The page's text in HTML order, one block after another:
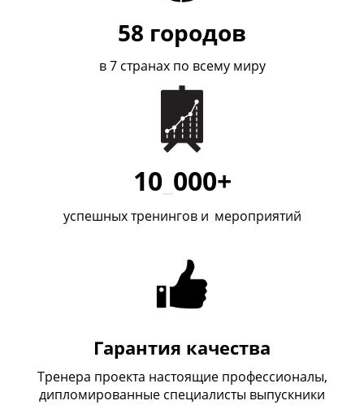
58 городов
в 7 странах по всему миру
10_ 000+
успешных тренингов и мероприятий
Гарантия качества
Тренера проекта настоящие профессионалы,
дипломированные специалисты выпускники